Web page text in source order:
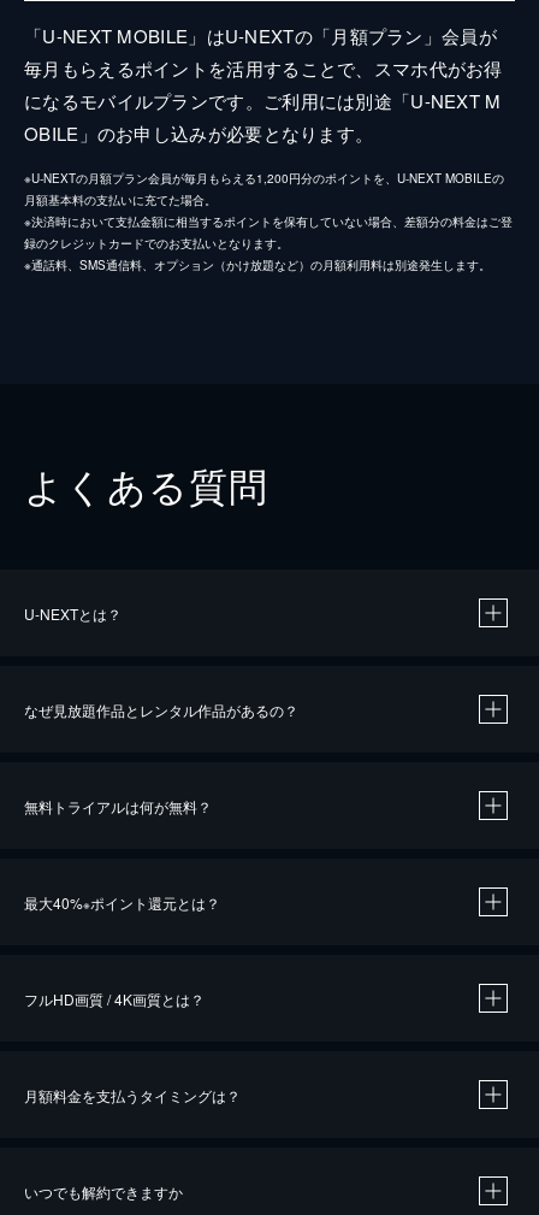
「U-NEXT MOBILE」はU-NEXTの「月額プラン」会員が
毎月もらえるポイントを活用することで、スマホ代がお得
になるモバイルプランです。ご利用には別途「U-NEXT M
OBILE」のお申し込みが必要となります。
※U-NEXTの月額プラン会員が毎月もらえる1,200円分のポイントを、U-NEXT MOBILEの
月額基本料の支払いに充てた場合。
※決済時において支払金額に相当するポイントを保有していない場合、差額分の料金はご登
録のクレジットカードでのお支払いとなります。
※通話料、SMS通信料、オプション（かけ放題など）の月額利用料は別途発生します。
よくある質問
U-NEXTとは？
なぜ見放題作品とレンタル作品があるの？
無料トライアルは何が無料？
最大40%※ポイント還元とは？
※40％ポイント還元の対象は、クレジットカード決済による作品の購入 / レンタルです。
フルHD画質 / 4K画質とは？
月額料金を支払うタイミングは？
いつでも解約できますか